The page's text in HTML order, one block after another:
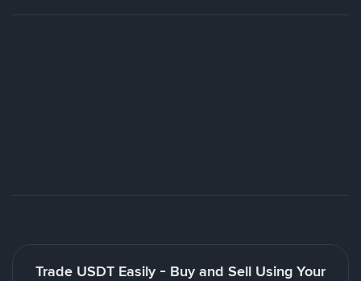
Trade USDT Easily - Buy and Sell Using Your